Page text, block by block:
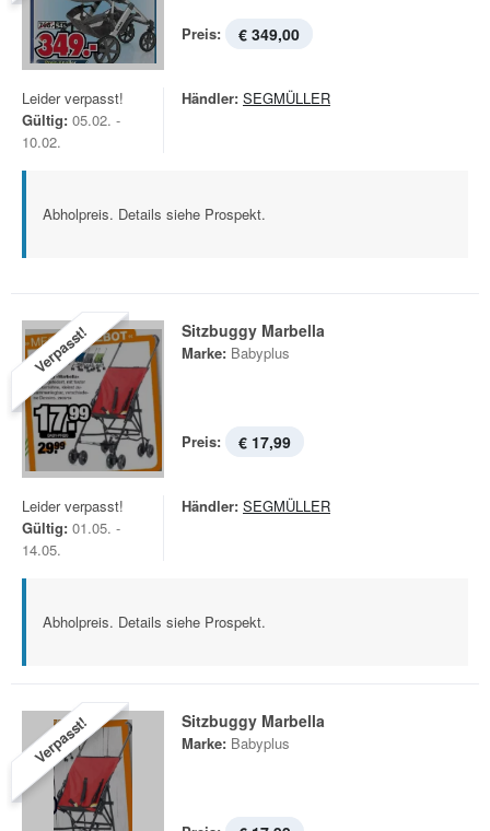
Preis: € 349,00
Leider verpasst!
Gültig: 05.02. -
10.02.
Händler: SEGMÜLLER
Abholpreis. Details siehe Prospekt.
Verpasst! Sitzbuggy Marbella
Marke: Babyplus
Preis: € 17,99
Leider verpasst!
Gültig: 01.05. -
14.05.
Händler: SEGMÜLLER
Abholpreis. Details siehe Prospekt.
Verpasst! Sitzbuggy Marbella
Marke: Babyplus